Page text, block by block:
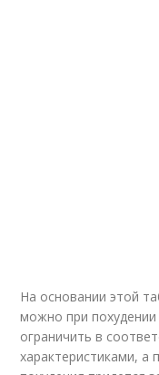
На основании этой
можно при
ограничить в
характеристиками, а